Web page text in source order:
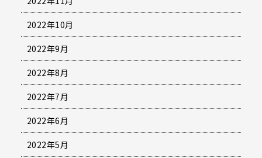
2022年10月
2022年9月
2022年8月
2022年7月
2022年6月
2022年5月